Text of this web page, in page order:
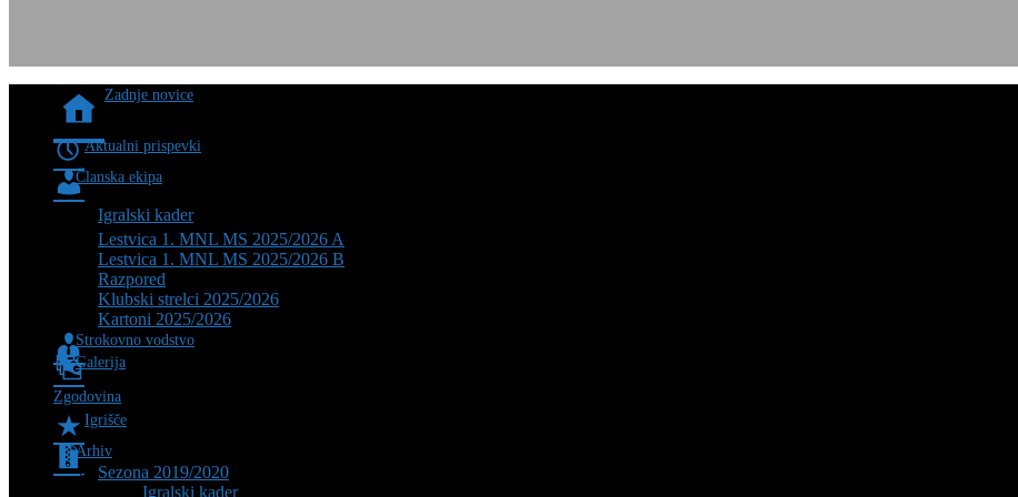
Zadnje novice
Aktualni prispevki
Članska ekipa
Igralski kader
Lestvica 1. MNL MS 2025/2026 A
Lestvica 1. MNL MS 2025/2026 B
Razpored
Klubski strelci 2025/2026
Kartoni 2025/2026
Strokovno vodstvo
Galerija
Zgodovina
Igrišče
Arhiv
Sezona 2019/2020
Igralski kader